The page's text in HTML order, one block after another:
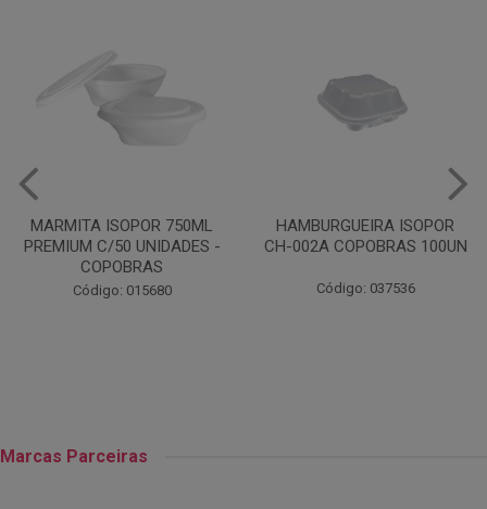
HAMBURGUEIRA ISOPOR
CH-002A COPOBRAS 100UN
Código: 037536
CAIXA PARDA PIZZA N30
OITAVADA BALUARTE C/10
Código: 001124
Marcas Parceiras